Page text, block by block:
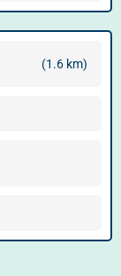
(1.6 km)